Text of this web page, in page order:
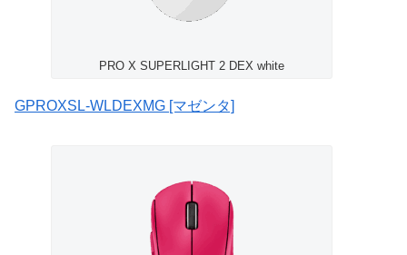
PRO X SUPERLIGHT 2 DEX white
GPROXSL-WLDEXMG [マゼンタ]